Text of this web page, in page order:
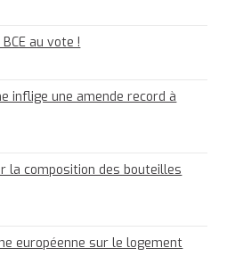
au vote !
inflige une amende record à
la composition des bouteilles
européenne sur le logement